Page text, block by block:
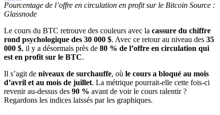
Pourcentage de l’offre en circulation en profit sur le Bitcoin Source :
Glassnode
Le cours du BTC retrouve des couleurs avec la cassure du chiffre
rond psychologique des 30 000 $. Avec ce retour au niveau des 35
000 $, il y a désormais près de 80 % de l’offre en circulation qui
est en profit sur le BTC.
Il s’agit de niveaux de surchauffe, où le cours a bloqué au mois
d’avril et au mois de juillet. La métrique pourrait-elle cette fois-ci
revenir au-dessus des 90 % avant de voir le cours ralentir ?
Regardons les indices laissés par les graphiques.